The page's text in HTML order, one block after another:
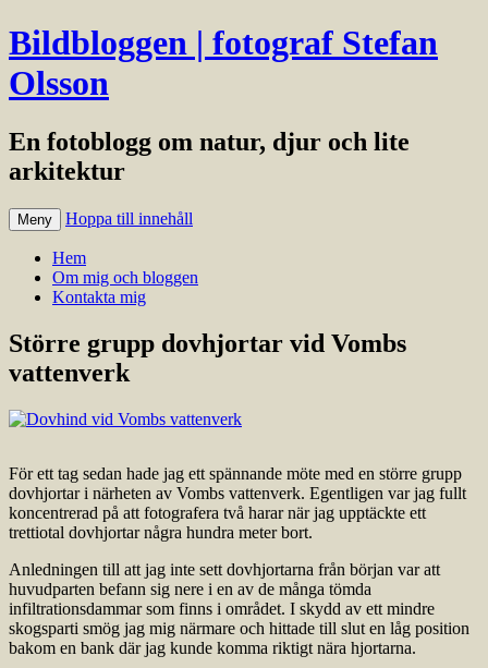
Bildbloggen | fotograf Stefan
Olsson
En fotoblogg om natur, djur och lite
arkitektur
Meny Hoppa till innehåll
Hem
Om mig och bloggen
Kontakta mig
Större grupp dovhjortar vid Vombs
vattenverk
För ett tag sedan hade jag ett spännande möte med en större grupp
dovhjortar i närheten av Vombs vattenverk. Egentligen var jag fullt
koncentrerad på att fotografera två harar när jag upptäckte ett
trettiotal dovhjortar några hundra meter bort.
Anledningen till att jag inte sett dovhjortarna från början var att
huvudparten befann sig nere i en av de många tömda
infiltrationsdammar som finns i området. I skydd av ett mindre
skogsparti smög jag mig närmare och hittade till slut en låg position
bakom en bank där jag kunde komma riktigt nära hjortarna.